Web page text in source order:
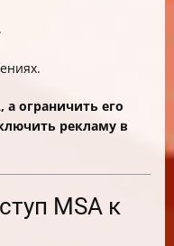
а ограничить его
рекламу в
MSA к